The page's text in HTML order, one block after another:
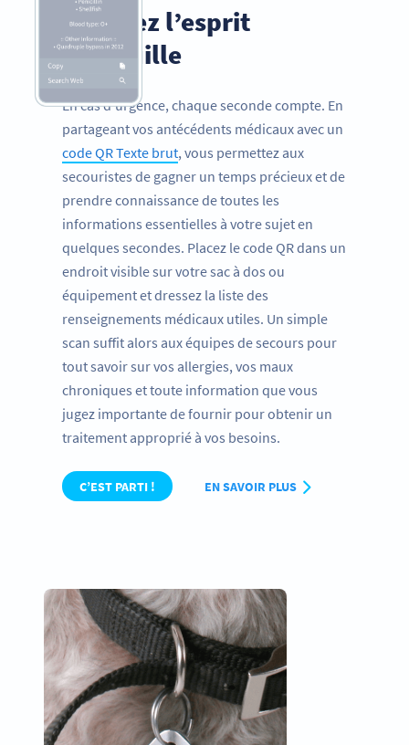
Voyagez l’esprit
tranquille
En cas d’urgence, chaque seconde compte. En
partageant vos antécédents médicaux avec un
code QR Texte brut, vous permettez aux
secouristes de gagner un temps précieux et de
prendre connaissance de toutes les
informations essentielles à votre sujet en
quelques secondes. Placez le code QR dans un
endroit visible sur votre sac à dos ou
équipement et dressez la liste des
renseignements médicaux utiles. Un simple
scan suffit alors aux équipes de secours pour
tout savoir sur vos allergies, vos maux
chroniques et toute information que vous
jugez importante de fournir pour obtenir un
traitement approprié à vos besoins.
C’EST PARTI ! EN SAVOIR PLUS